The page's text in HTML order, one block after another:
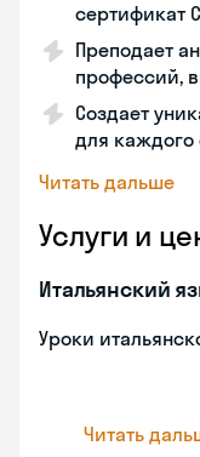
сертификат
Преподает
профессий,
Создает
для каждого
Читать дальше
Услуги и
Итальянский
Уроки
Читать